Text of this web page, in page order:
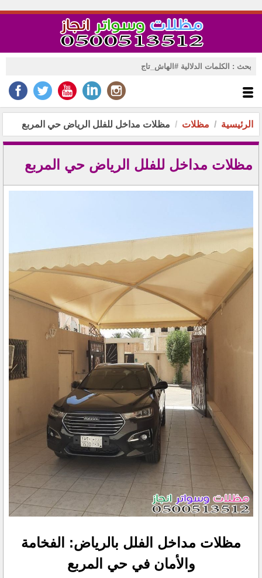
الرئيسية مظلات مظلات مداخل للفلل الرياض حي المربع
مظلات مداخل للفلل الرياض حي المربع
مظلات مداخل الفلل بالرياض: الفخامة
والأمان في حي المربع